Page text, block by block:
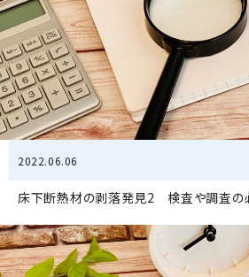
2022.06.06
床下断熱材の剥落発見2 検査や調査の